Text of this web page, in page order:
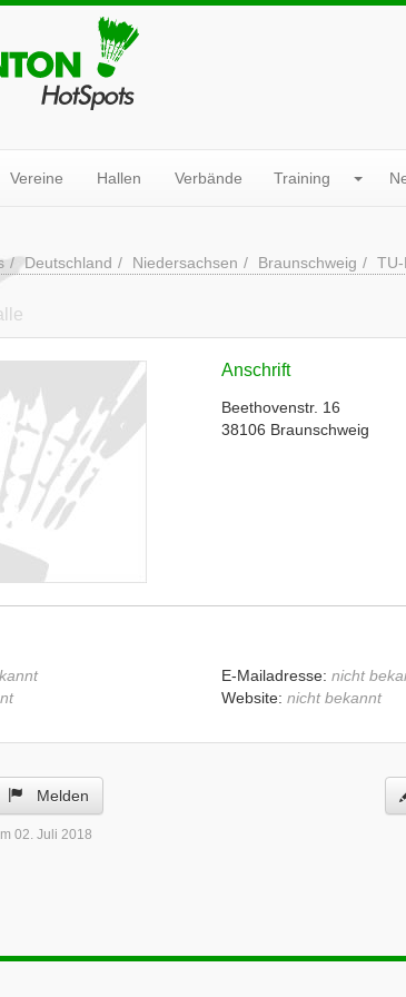
Vereine Hallen Verbände Training
Deutschland Niedersachsen Braunschweig
Anschrift
Beethovenstr. 16
38106 Braunschweig
E-Mailadresse: nicht
Website: nicht bekannt
Melden
02. Juli 2018